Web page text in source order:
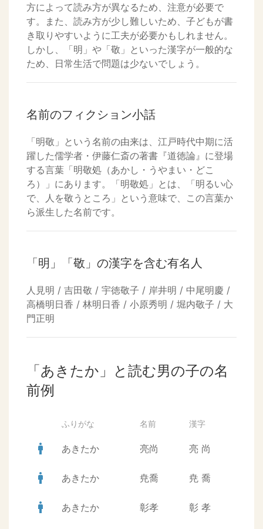
方によって読み方が異なるため、注意が必要で
す。また、読み方が少し難しいため、子どもが書
き取りやすいように工夫が必要かもしれません。
しかし、「明」や「敬」といった漢字が一般的な
ため、日常生活で問題は少ないでしょう。
名前のフィクション小話
「明敬」という名前の由来は、江戸時代中期に活
躍した儒学者・伊藤仁斎の著書『道徳論』に登場
する言葉「明敬処（あかし・うやまい・どこ
ろ）」にあります。「明敬処」とは、「明るい心
で、人を敬うところ」という意味で、この言葉か
ら派生した名前です。
「明」「敬」の漢字を含む有名人
人見明 / 吉田敬 / 宇徳敬子 / 岸井明 / 中尾明慶 /
高橋明日香 / 林明日香 / 小原秀明 / 堀内敬子 / 大
門正明
「あきたか」と読む男の子の名
前例
ふりがな 名前 漢字
man あきたか 亮尚 亮 尚
man あきたか 尭喬 尭 喬
man あきたか 彰孝 彰 孝